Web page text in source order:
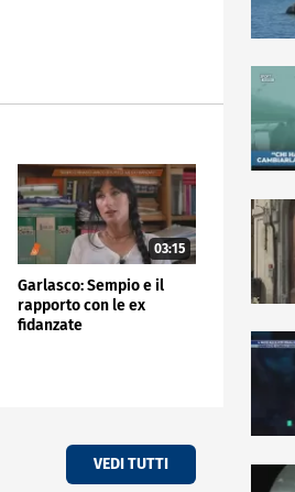
03:15
Garlasco: Sempio e il
rapporto con le ex
fidanzate
VEDI TUTTI